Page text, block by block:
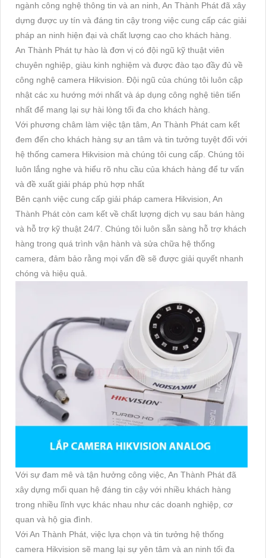
ngành công nghệ thông tin và an ninh, An Thành Phát đã xây
dựng được uy tín và đáng tin cậy trong việc cung cấp các giải
pháp an ninh hiện đại và chất lượng cao cho khách hàng.
An Thành Phát tự hào là đơn vị có đội ngũ kỹ thuật viên
chuyên nghiệp, giàu kinh nghiệm và được đào tạo đầy đủ về
công nghệ camera Hikvision. Đội ngũ của chúng tôi luôn cập
nhật các xu hướng mới nhất và áp dụng công nghệ tiên tiến
nhất để mang lại sự hài lòng tối đa cho khách hàng.
Với phương châm làm việc tận tâm, An Thành Phát cam kết
đem đến cho khách hàng sự an tâm và tin tưởng tuyệt đối với
hệ thống camera Hikvision mà chúng tôi cung cấp. Chúng tôi
luôn lắng nghe và hiểu rõ nhu cầu của khách hàng để tư vấn
và đề xuất giải pháp phù hợp nhất
Bên cạnh việc cung cấp giải pháp camera Hikvision, An
Thành Phát còn cam kết về chất lượng dịch vụ sau bán hàng
và hỗ trợ kỹ thuật 24/7. Chúng tôi luôn sẵn sàng hỗ trợ khách
hàng trong quá trình vận hành và sửa chữa hệ thống
camera, đảm bảo rằng mọi vấn đề sẽ được giải quyết nhanh
chóng và hiệu quả.
Với sự đam mê và tận hưởng công việc, An Thành Phát đã
xây dựng mối quan hệ đáng tin cậy với nhiều khách hàng
trong nhiều lĩnh vực khác nhau như các doanh nghiệp, cơ
quan và hộ gia đình.
Với An Thành Phát, việc lựa chọn và tin tưởng hệ thống
camera Hikvision sẽ mang lại sự yên tâm và an ninh tối đa